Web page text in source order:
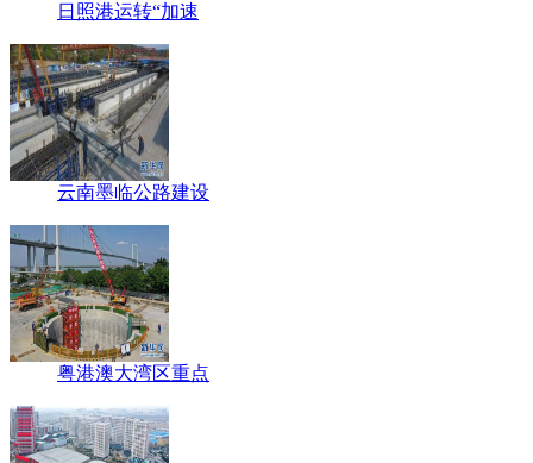
日照港运转“加速
云南墨临公路建设
粤港澳大湾区重点